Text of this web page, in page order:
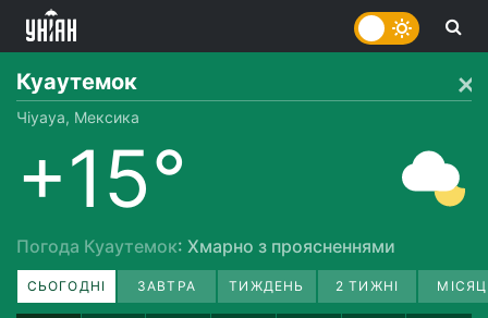
Куаутемок
Чіуауа, Мексика
+15°
Погода Куаутемок: Хмарно з проясненнями
СЬОГОДНІ ЗАВТРА ТИЖДЕНЬ 2 ТИЖНІ